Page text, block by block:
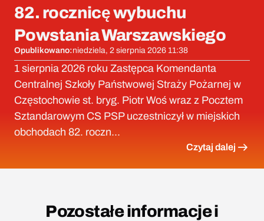
82. rocznicę wybuchu
Powstania Warszawskiego
Opublikowano:niedziela, 2 sierpnia 2026 11:38
1 sierpnia 2026 roku Zastępca Komendanta
Centralnej Szkoły Państwowej Straży Pożarnej w
Częstochowie st. bryg. Piotr Woś wraz z Pocztem
Sztandarowym CS PSP uczestniczył w miejskich
obchodach 82. roczn...
Czytaj dalej
Pozostałe informacje i